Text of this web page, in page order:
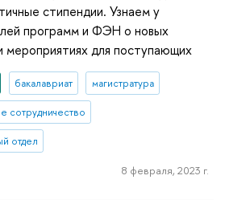
стипендии. Узнаем у
программ и ФЭН о новых
мероприятиях для поступающих
бакалавриат магистратура
сотрудничество
отдел
8 февраля, 2023 г.